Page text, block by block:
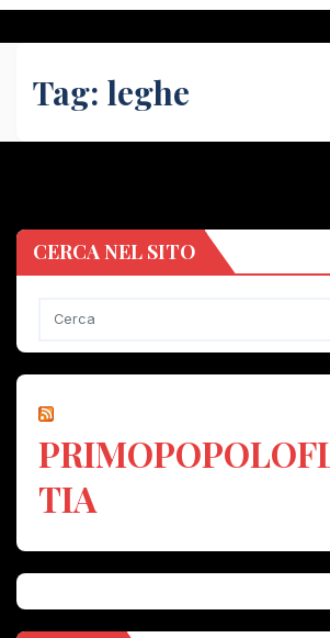
Tag: leghe
CERCA NEL SITO
TIA